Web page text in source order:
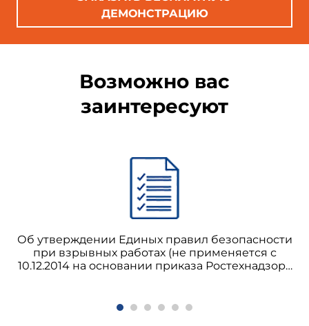
ДЕМОНСТРАЦИЮ
Возможно вас
заинтересуют
Об утверждении Единых правил безопасности
при взрывных работах (не применяется с
10.12.2014 на основании приказа Ростехнадзора